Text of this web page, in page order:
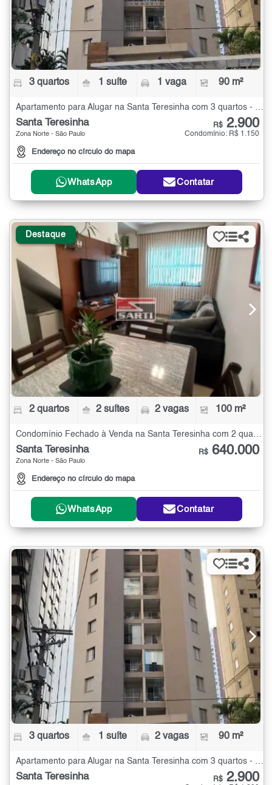
3 quartos 1 suíte 1 vaga 90 m²
Apartamento para Alugar na Santa Teresinha com 3 quartos - 90 m²
Santa Teresinha
Zona Norte - São Paulo
Endereço no círculo do mapa
R$ 2.900
Condomínio: R$ 1.150
WhatsApp Contatar
Destaque
2 quartos 2 suítes 2 vagas 100 m²
Condomínio Fechado à Venda na Santa Teresinha com 2 quartos - 100 m²
Santa Teresinha
Zona Norte - São Paulo
Endereço no círculo do mapa
R$ 640.000
WhatsApp Contatar
3 quartos 1 suíte 2 vagas 90 m²
Apartamento para Alugar na Santa Teresinha com 3 quartos - 90 m²
Santa Teresinha R$ 2.900